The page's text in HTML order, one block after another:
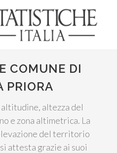
COMUNE DI
PRIORA
altezza del
e zona altimetrica. La
del territorio
attesta grazie ai suoi